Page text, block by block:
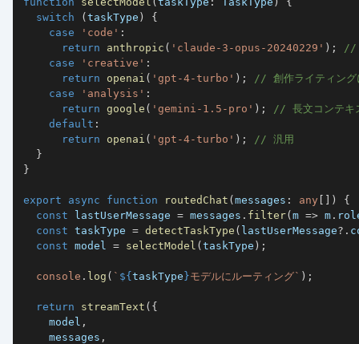
switch
(taskType )
{
case
'code' :
return
anthropic ( 'claude-3-opus-20240229' ) ;
//
case
'creative' :
return
openai ( 'gpt-4-turbo' ) ;
// 創作ライティング
case
'analysis' :
return google ( 'gemini-1.5-pro' ) ;
// 長文コンテキ
default :
return
openai ( 'gpt-4-turbo' ) ;
// 汎用
}
}
export async function routedChat (messages : any [ ] )
{
const lastUserMessage = messages . filter(m => m .
const taskType = detectTaskType ( lastUserMessage?.
const model = selectModel (taskType ) ;
console . log ( ` ${taskType}モデルにルーティング` ) ;
return streamText ( {
    model
,
    messages
,